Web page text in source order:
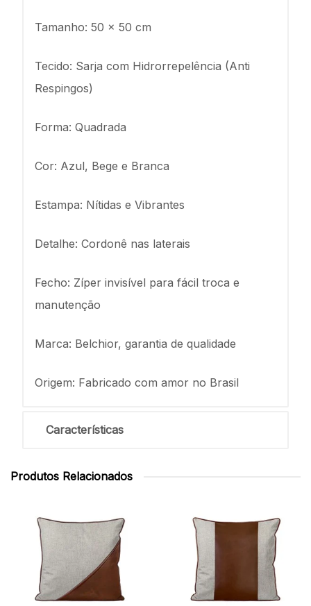
Tamanho: 50 x 50 cm
Tecido: Sarja com Hidrorrepelência (Anti
Respingos)
Forma: Quadrada
Cor: Azul, Bege e Branca
Estampa: Nítidas e Vibrantes
Detalhe: Cordonê nas laterais
Fecho: Zíper invisível para fácil troca e
manutenção
Marca: Belchior, garantia de qualidade
Origem: Fabricado com amor no Brasil
Características
Produtos Relacionados